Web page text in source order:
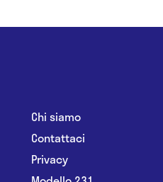
Chi siamo
Contattaci
Privacy